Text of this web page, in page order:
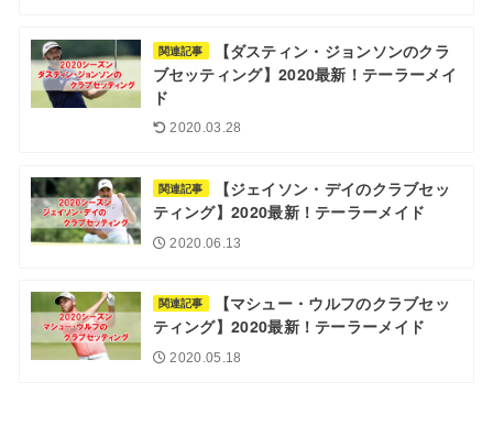
関連記事
【ダスティン・ジョンソンのクラ
ブセッティング】2020最新！テーラーメイ
ド
2020.03.28
関連記事
【ジェイソン・デイのクラブセッ
ティング】2020最新！テーラーメイド
2020.06.13
関連記事
【マシュー・ウルフのクラブセッ
ティング】2020最新！テーラーメイド
2020.05.18